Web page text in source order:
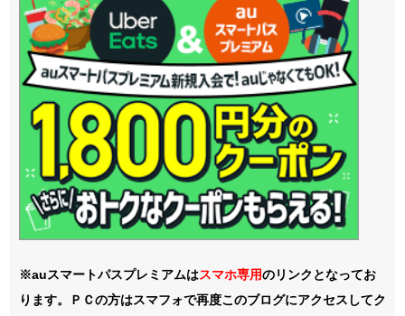
※auスマートパスプレミアムはスマホ専用のリンクとなってお
ります。ＰＣの方はスマフォで再度このブログにアクセスしてク